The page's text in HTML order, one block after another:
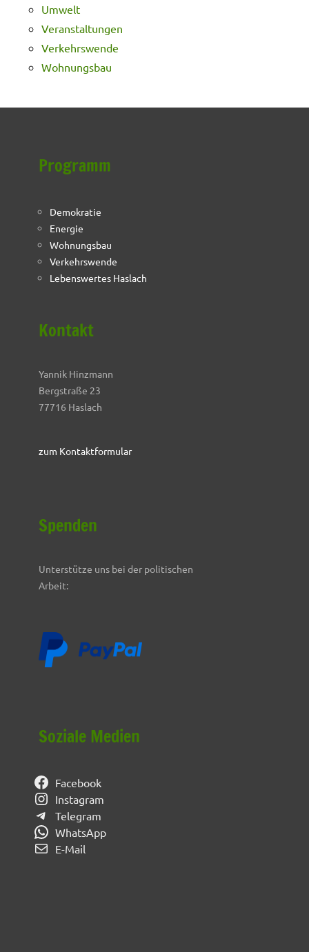
Umwelt
Veranstaltungen
Verkehrswende
Wohnungsbau
Programm
Demokratie
Energie
Wohnungsbau
Verkehrswende
Lebenswertes Haslach
Kontakt
Yannik Hinzmann
Bergstraße 23
77716 Haslach
zum Kontaktformular
Spenden
Unterstütze uns bei der politischen
Arbeit:
Soziale Medien
Facebook
Instagram
Telegram
WhatsApp
E-Mail